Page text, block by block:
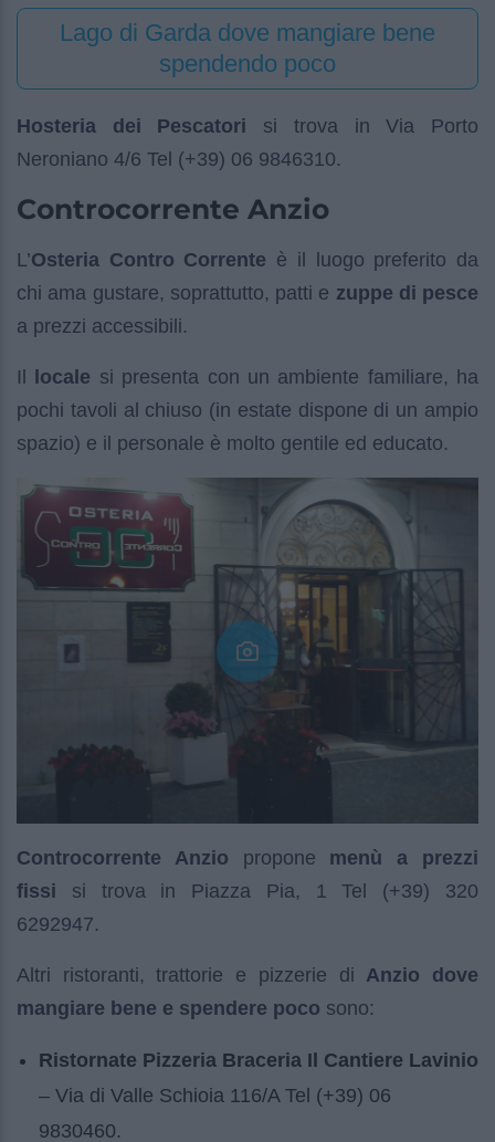
Lago di Garda dove mangiare bene
spendendo poco
Hosteria dei Pescatori si trova in Via Porto
Neroniano 4/6 Tel (+39) 06 9846310.
Controcorrente Anzio
L’Osteria Contro Corrente è il luogo preferito da
chi ama gustare, soprattutto, patti e zuppe di pesce
a prezzi accessibili.
Il locale si presenta con un ambiente familiare, ha
pochi tavoli al chiuso (in estate dispone di un ampio
spazio) e il personale è molto gentile ed educato.
Controcorrente Anzio propone menù a prezzi
fissi si trova in Piazza Pia, 1 Tel (+39) 320
6292947.
Altri ristoranti, trattorie e pizzerie di Anzio dove
mangiare bene e spendere poco sono:
Ristornate Pizzeria Braceria Il Cantiere Lavinio
– Via di Valle Schioia 116/A Tel (+39) 06
9830460.